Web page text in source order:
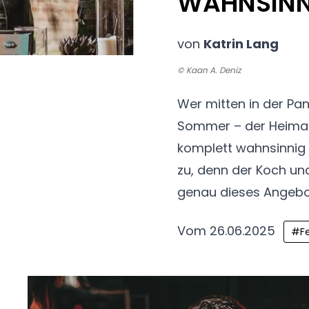
von Katrin Lang
© Kaan A. Deniz
Wer mitten in der
Sommer – der
komplett wahnsinnig
zu, denn der Koch
genau dieses
Vom 26.06.2025 #